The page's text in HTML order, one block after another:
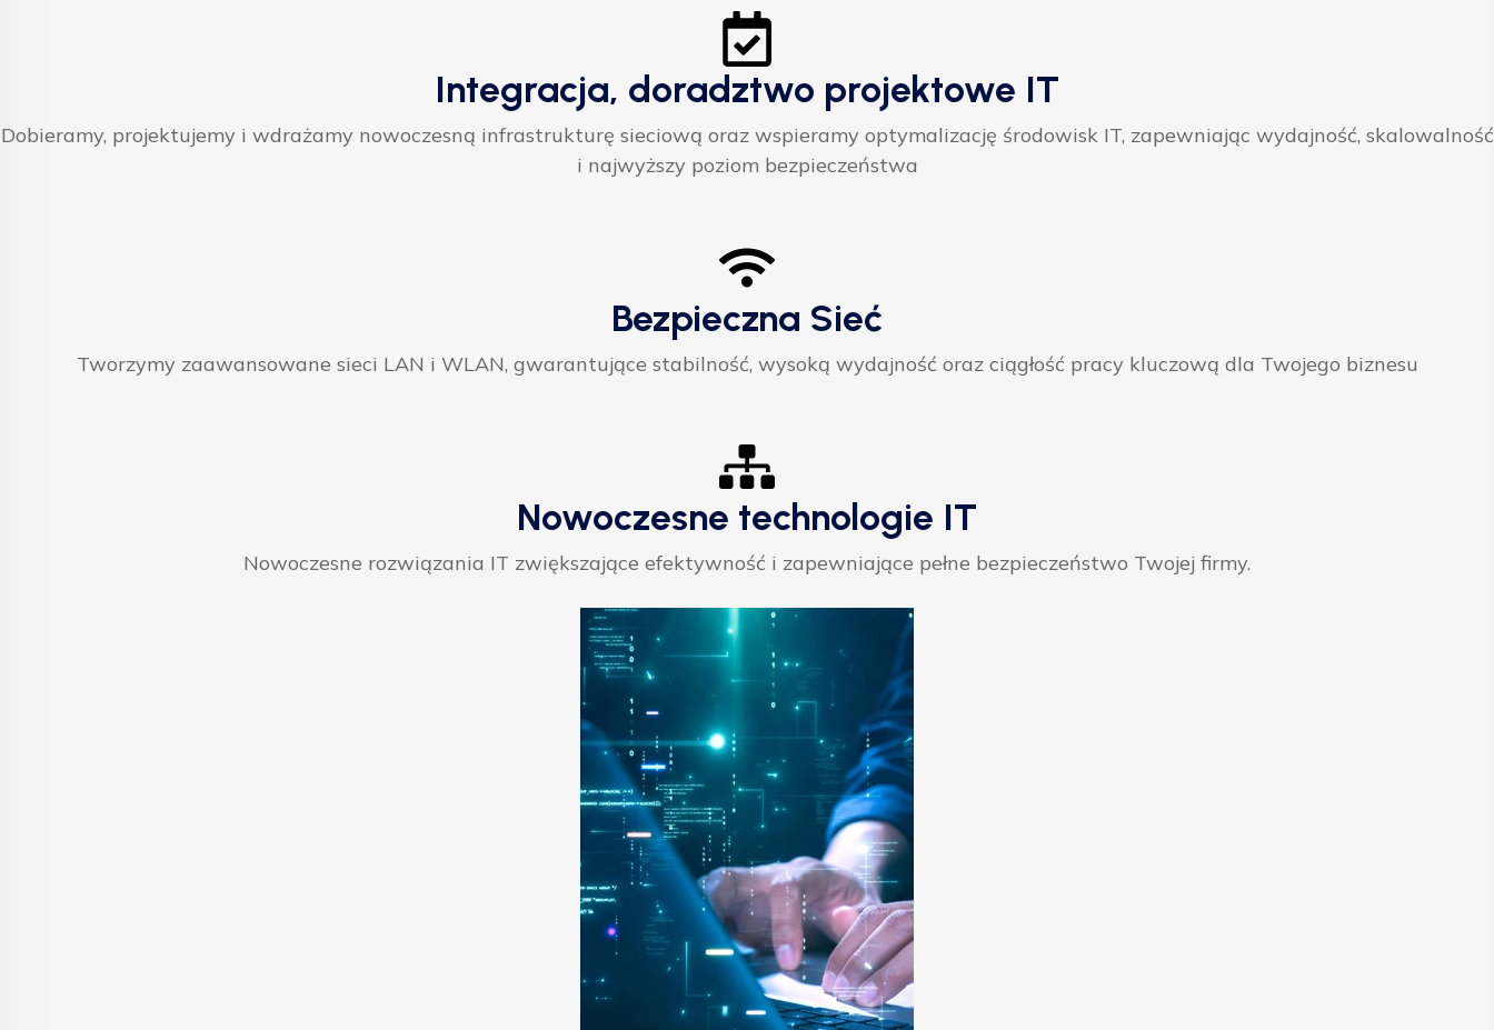
Integracja, doradztwo projektowe IT
Dobieramy, projektujemy i wdrażamy nowoczesną infrastrukturę sieciową oraz wspieramy optymalizację środowisk IT, zapewniając wydajność, skalowalność
i najwyższy poziom bezpieczeństwa
Bezpieczna Sieć
Tworzymy zaawansowane sieci LAN i WLAN, gwarantujące stabilność, wysoką wydajność oraz ciągłość pracy kluczową dla Twojego biznesu
Nowoczesne technologie IT
Nowoczesne rozwiązania IT zwiększające efektywność i zapewniające pełne bezpieczeństwo Twojej firmy.